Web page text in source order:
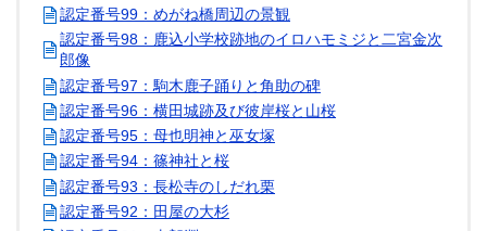
認定番号99：めがね橋周辺の景観
認定番号98：鹿込小学校跡地のイロハモミジと二宮金次
郎像
認定番号97：駒木鹿子踊りと角助の碑
認定番号96：横田城跡及び彼岸桜と山桜
認定番号95：母也明神と巫女塚
認定番号94：篠神社と桜
認定番号93：長松寺のしだれ栗
認定番号92：田屋の大杉